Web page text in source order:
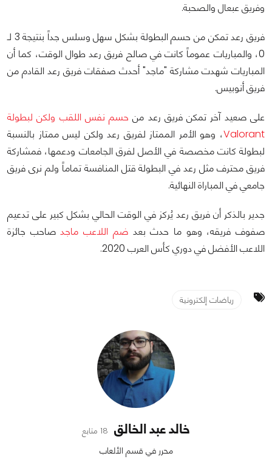
وفريق عبعال والصحبة.
فريق رعد تمكن من حسم البطولة بشكل سهل وسلس جداً بنتيجة 3 لـ
0، والمباريات عموماً كانت في صالح فريق رعد طوال الوقت، كما أن
المباريات شهدت مشاركة "ماجد" أحدث صفقات فريق رعد القادم من
فريق أنوبيس.
على صعيد آخر تمكن فريق رعد منحسم نفس اللقب ولكن لبطولة
Valorant، وهو الأمر الممتاز لفريق رعد ولكن ليس ممتاز بالنسبة
لبطولة كانت مخصصة في الأصل لفرق الجامعات ودعمها، فمشاركة
فريق محترف مثل رعد في البطولة قتل المنافسة تماماً ولم نرى فريق
جامعي في المباراة النهائية.
جدير بالذكر أن فريق رعد يُركز في الوقت الحالي بشكل كبير على تدعيم
صفوف فريقه، وهو ما حدث بعد ضم اللاعب ماجدصاحب جائزة
اللاعب الأفضل في دوري كأس العرب 2020.
رياضات إلكترونية
خالد عبد الخالق 18 متابع
محرر في قسم الألعاب